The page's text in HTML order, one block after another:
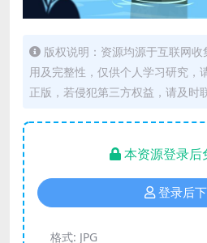
版权说明：资源均源于互联网
用及完整性，仅供个人学习研究，
正版，若侵犯第三方权益，请及时
本资源登录后
登录后
格式: JPG